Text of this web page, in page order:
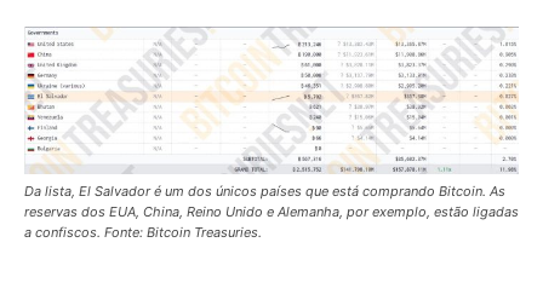
Da lista, El Salvador é um dos únicos países que está comprando Bitcoin. As
reservas dos EUA, China, Reino Unido e Alemanha, por exemplo, estão ligadas
a confiscos. Fonte: Bitcoin Treasuries.